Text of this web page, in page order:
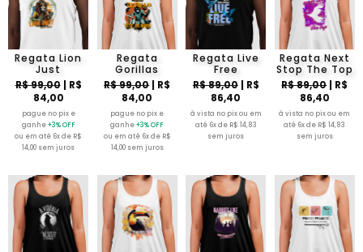
Regata Lion
Just
R$ 99,00| R$
84,00
pague no pix e
ganhe+3% OFF
ou em até 6x de R$
14,00 sem juros
Regata
Gorillas
R$ 99,00| R$
84,00
pague no pix e
ganhe+3% OFF
ou em até 6x de R$
14,00 sem juros
Regata Live
Free
R$ 89,00| R$
86,40
à vista no pix ou em
até 6x de R$ 14,83
sem juros
Regata Next
Stop The Top
R$ 89,00| R$
86,40
à vista no pix ou em
até 6x de R$ 14,83
sem juros